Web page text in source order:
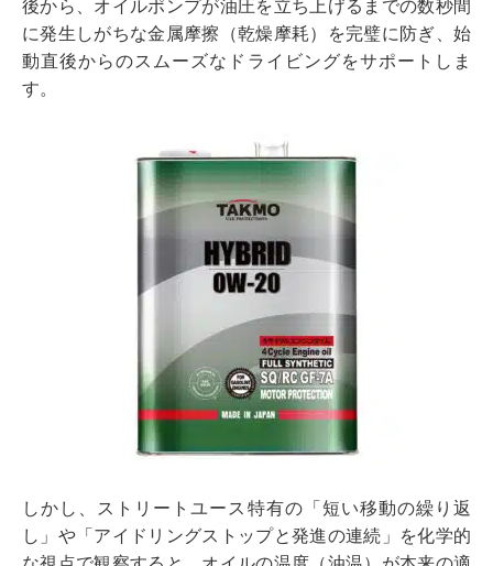
後から、オイルポンプが油圧を立ち上げるまでの数秒間
に発生しがちな金属摩擦（乾燥摩耗）を完璧に防ぎ、始
動直後からのスムーズなドライビングをサポートしま
す。
しかし、ストリートユース特有の「短い移動の繰り返
し」や「アイドリングストップと発進の連続」を化学的